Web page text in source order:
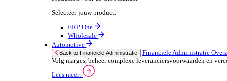
Back to POS Oplossingen
Bedien je klanten snel en nauwkeuring met
POS Producten voor de Groothandel
Selecteer jouw product: